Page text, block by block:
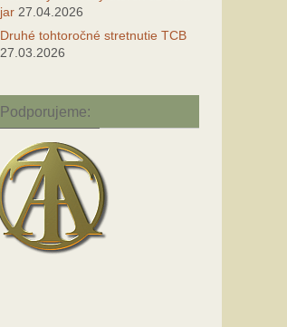
jar 27.04.2026
Druhé tohtoročné stretnutie TCB
27.03.2026
Podporujeme: